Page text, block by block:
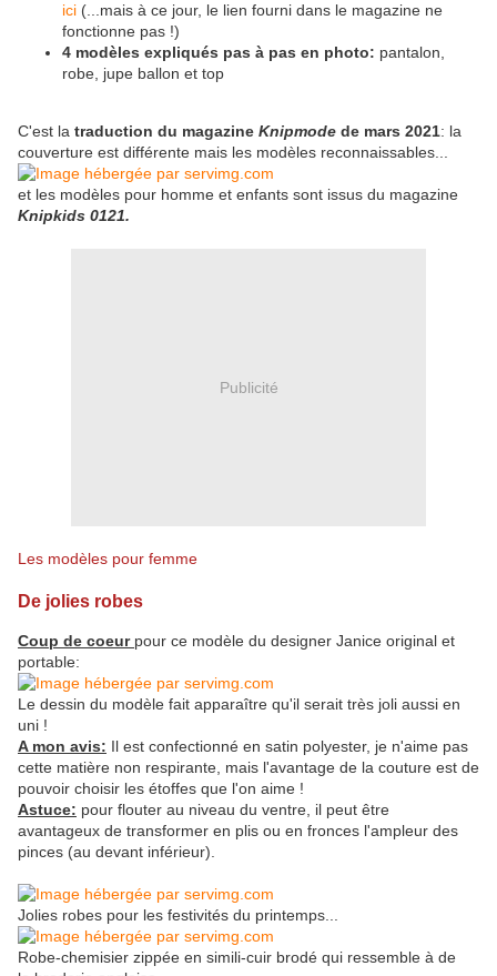
ici (...mais à ce jour, le lien fourni dans le magazine ne
fonctionne pas !)
4 modèles expliqués pas à pas en photo: pantalon,
robe, jupe ballon et top
C'est la traduction du magazine Knipmode de mars 2021: la
couverture est différente mais les modèles reconnaissables...
et les modèles pour homme et enfants sont issus du magazine
Knipkids 0121.
Publicité
Les modèles pour femme
De jolies robes
Coup de coeur pour ce modèle du designer Janice original et
portable:
Le dessin du modèle fait apparaître qu'il serait très joli aussi en
uni !
A mon avis: Il est confectionné en satin polyester, je n'aime pas
cette matière non respirante, mais l'avantage de la couture est de
pouvoir choisir les étoffes que l'on aime !
Astuce: pour flouter au niveau du ventre, il peut être
avantageux de transformer en plis ou en fronces l'ampleur des
pinces (au devant inférieur).
Jolies robes pour les festivités du printemps...
Robe-chemisier zippée en simili-cuir brodé qui ressemble à de